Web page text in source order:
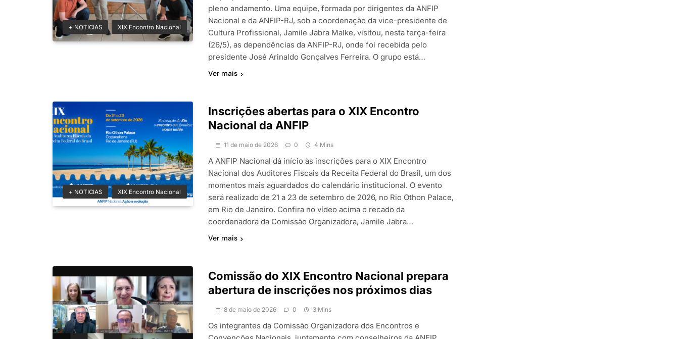
+ NOTICIAS XIX Encontro Nacional
pleno andamento. Uma equipe, formada por dirigentes da ANFIP
Nacional e da ANFIP-RJ, sob a coordenação da vice-presidente de
Cultura Profissional, Jamile Jabra Malke, visitou, nesta terça-feira
(26/5), as dependências da ANFIP-RJ, onde foi recebida pelo
presidente José Arinaldo Gonçalves Ferreira. O grupo está…
Ver mais
+ NOTICIAS XIX Encontro Nacional
Inscrições abertas para o XIX Encontro
Nacional da ANFIP
11 de maio de 2026 0 4 Mins
A ANFIP Nacional dá início às inscrições para o XIX Encontro
Nacional dos Auditores Fiscais da Receita Federal do Brasil, um dos
momentos mais aguardados do calendário institucional. O evento
será realizado de 21 a 23 de setembro de 2026, no Rio Othon Palace,
em Rio de Janeiro. Confira no vídeo acima o recado da
coordenadora da Comissão Organizadora, Jamile Jabra…
Ver mais
Comissão do XIX Encontro Nacional prepara
abertura de inscrições nos próximos dias
8 de maio de 2026 0 3 Mins
Os integrantes da Comissão Organizadora dos Encontros e